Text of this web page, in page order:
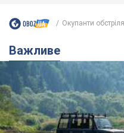
Окупанти
Важливе